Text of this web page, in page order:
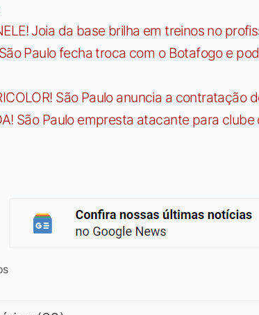
Joia da base brilha em treinos no
Paulo fecha troca com o Botafogo e
São Paulo anuncia a contratação
São Paulo empresta atacante para clube